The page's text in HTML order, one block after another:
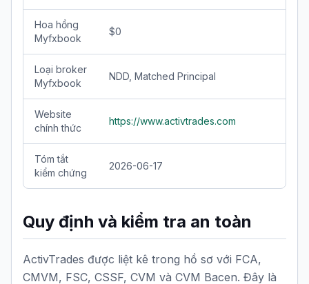
Hoa hồng
Myfxbook
$0
Loại broker
Myfxbook
NDD, Matched Principal
Website
chính thức
https://www.activtrades.com
Tóm tắt
kiểm chứng
2026-06-17
Quy định và kiểm tra an toàn
ActivTrades được liệt kê trong hồ sơ với FCA,
CMVM, FSC, CSSF, CVM và CVM Bacen. Đây là